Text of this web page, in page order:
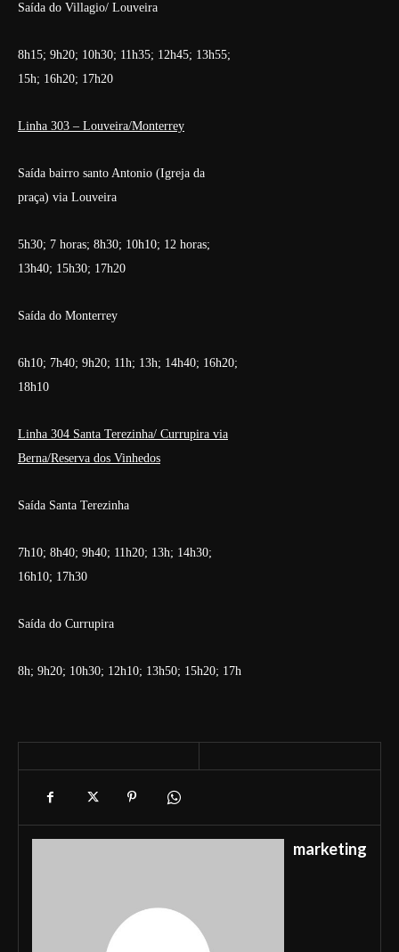
Saída do Villagio/ Louveira
8h15; 9h20; 10h30; 11h35; 12h45; 13h55;
15h; 16h20; 17h20
Linha 303 – Louveira/Monterrey
Saída bairro santo Antonio (Igreja da
praça) via Louveira
5h30; 7 horas; 8h30; 10h10; 12 horas;
13h40; 15h30; 17h20
Saída do Monterrey
6h10; 7h40; 9h20; 11h; 13h; 14h40; 16h20;
18h10
Linha 304 Santa Terezinha/ Currupira via
Berna/Reserva dos Vinhedos
Saída Santa Terezinha
7h10; 8h40; 9h40; 11h20; 13h; 14h30;
16h10; 17h30
Saída do Currupira
8h; 9h20; 10h30; 12h10; 13h50; 15h20; 17h
marketing